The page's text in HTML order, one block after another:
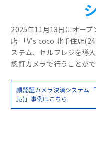
2025年11月13日にオープ
店 「V‘s coco 北千住店
ステム、セルフレジを導
認証カメラで行うことがで
顔認証カメラ決済システム
売)」事例はこちら